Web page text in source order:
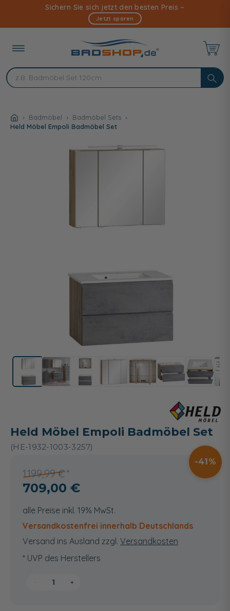
Inhalt
Sichern Sie sich jetzt den besten Preis –
Jetzt sparen
Badmöbel
Badmöbel Sets
Held Möbel Empoli Badmöbel Set
Held Möbel Empoli Badmöbel Set
(HE-1932-1003-3257)
1.199,99 €
41
709,00 €
alle Preise inkl. 19% MwSt.
Versandkostenfrei innerhalb Deutschlands
Versand ins Ausland zzgl. Versandkosten
* UVP des Herstellers
+